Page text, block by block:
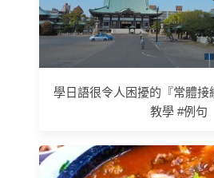
學日語很令人困擾的『常體接
教學 #例句